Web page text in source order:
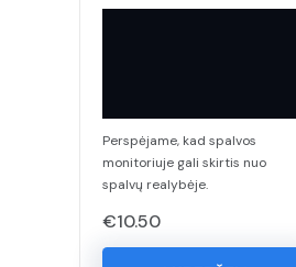
Perspėjame, kad spalvos
monitoriuje gali skirtis nuo
spalvų realybėje.
€10.50